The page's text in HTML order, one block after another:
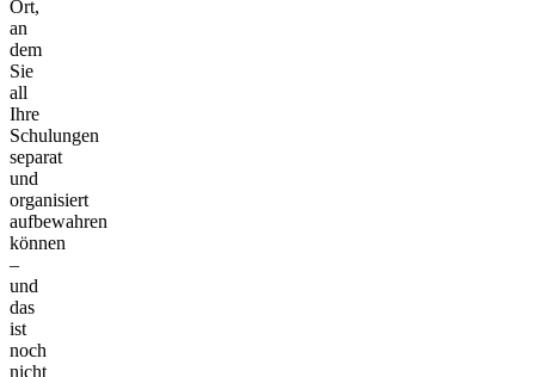
Ort,
an
dem
Sie
all
Ihre
Schulungen
separat
und
organisiert
aufbewahren
können
–
und
das
ist
noch
nicht